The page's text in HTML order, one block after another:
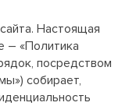
Настоящая
– «Политика
посредством
собирает,